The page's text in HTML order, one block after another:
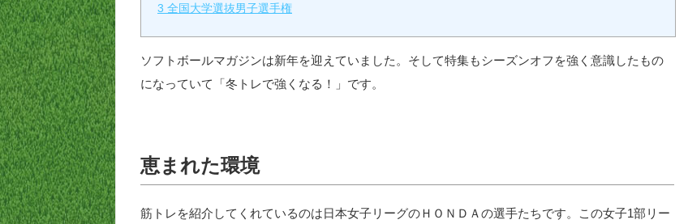
3 全国大学選抜男子選手権
ソフトボールマガジンは新年を迎えていました。そして特集もシーズンオフを強く意識したもの
になっていて「冬トレで強くなる！」です。
恵まれた環境
筋トレを紹介してくれているのは日本女子リーグのＨＯＮＤＡの選手たちです。この女子1部リー